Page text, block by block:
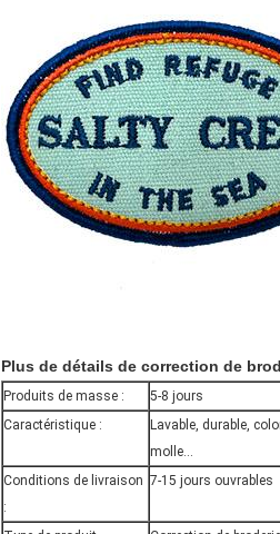
Plus de détails de correction de
Produits de masse :
5-8 jours
Caractéristique :
Lavable, durable,
molle…
Conditions de livraison
:
7-15 jours ouvrables